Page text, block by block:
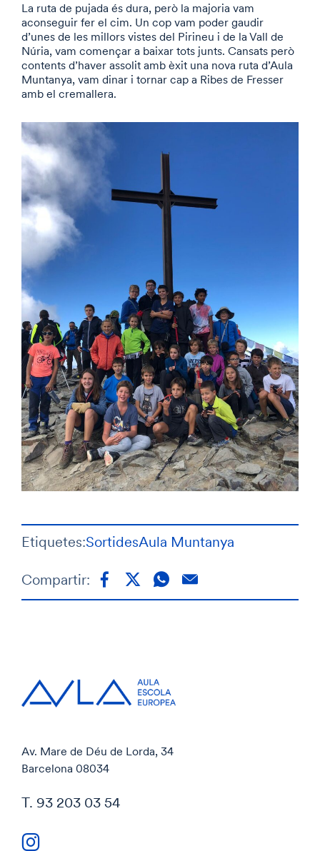
La ruta de pujada és dura, però la majoria vam
aconseguir fer el cim. Un cop vam poder gaudir
d’unes de les millors vistes del Pirineu i de la Vall de
Núria, vam començar a baixar tots junts. Cansats però
contents d’haver assolit amb èxit una nova ruta d’Aula
Muntanya, vam dinar i tornar cap a Ribes de Fresser
amb el cremallera.
Etiquetes:SortidesAula Muntanya
Compartir:
Av. Mare de Déu de Lorda, 34
Barcelona 08034
T. 93 203 03 54